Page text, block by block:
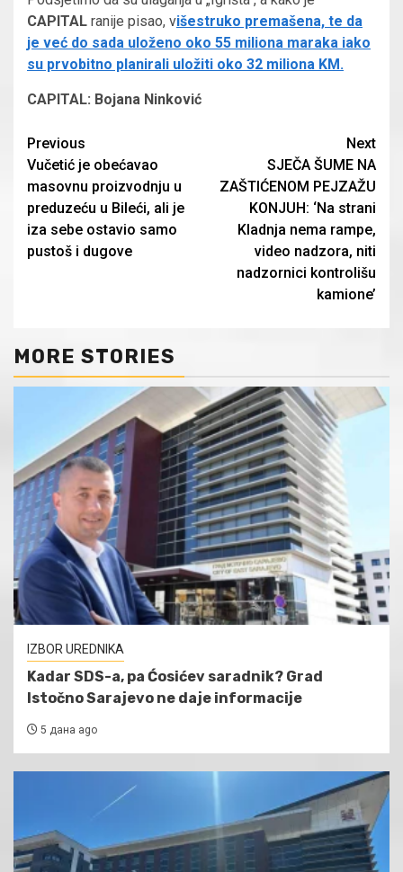
CAPITAL ranije pisao, višestruko premašena, te da
je već do sada uloženo oko 55 miliona maraka iako
su prvobitno planirali uložiti oko 32 miliona KM.
CAPITAL: Bojana Ninković
Continue
Reading
Previous
Vučetić je obećavao
masovnu proizvodnju u
preduzeću u Bileći, ali je
iza sebe ostavio samo
pustoš i dugove
Next
SJEČA ŠUME NA
ZAŠTIĆENOM PEJZAŽU
KONJUH: ‘Na strani
Kladnja nema rampe,
video nadzora, niti
nadzornici kontrolišu
kamione’
MORE STORIES
IZBOR UREDNIKA
Kadar SDS-a, pa Ćosićev saradnik? Grad
Istočno Sarajevo ne daje informacije
5 дана ago